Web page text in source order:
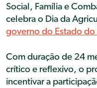
Social, Família e
celebra o Dia da
governo do Estado do
Com duração de 24
crítico e reflexivo, o
incentivar a